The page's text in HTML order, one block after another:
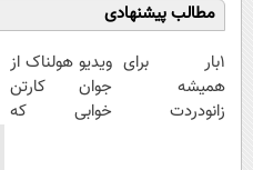
مطالب پیشنهادی
1بار برای
همیشه
زانودردت
ویدیو هولناک از
جوان کارتن
خوابی که